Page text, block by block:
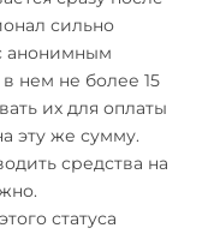
сильно
анонимным
нем не более 15
их для оплаты
эту же сумму.
средства на
статуса